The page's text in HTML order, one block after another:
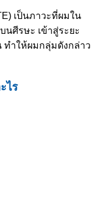
เป็นภาวะที่ผมใน
นศีรษะ เข้าสู่ระยะ
ทำให้ผมกลุ่มดังกล่าว
ไร